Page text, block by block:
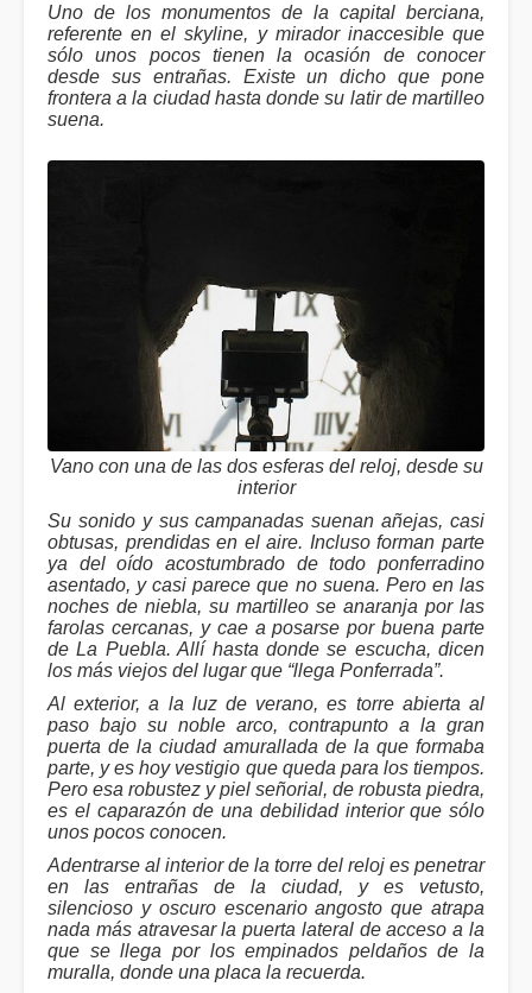
Uno de los monumentos de la capital berciana,
referente en el skyline, y mirador inaccesible que
sólo unos pocos tienen la ocasión de conocer
desde sus entrañas. Existe un dicho que pone
frontera a la ciudad hasta donde su latir de martilleo
suena.
Vano con una de las dos esferas del reloj, desde su
interior
Su sonido y sus campanadas suenan añejas, casi
obtusas, prendidas en el aire. Incluso forman parte
ya del oído acostumbrado de todo ponferradino
asentado, y casi parece que no suena. Pero en las
noches de niebla, su martilleo se anaranja por las
farolas cercanas, y cae a posarse por buena parte
de La Puebla. Allí hasta donde se escucha, dicen
los más viejos del lugar que “llega Ponferrada”.
Al exterior, a la luz de verano, es torre abierta al
paso bajo su noble arco, contrapunto a la gran
puerta de la ciudad amurallada de la que formaba
parte, y es hoy vestigio que queda para los tiempos.
Pero esa robustez y piel señorial, de robusta piedra,
es el caparazón de una debilidad interior que sólo
unos pocos conocen.
Adentrarse al interior de la torre del reloj es penetrar
en las entrañas de la ciudad, y es vetusto,
silencioso y oscuro escenario angosto que atrapa
nada más atravesar la puerta lateral de acceso a la
que se llega por los empinados peldaños de la
muralla, donde una placa la recuerda.